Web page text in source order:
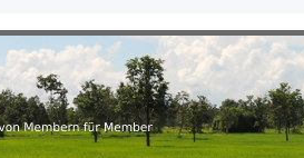
Member